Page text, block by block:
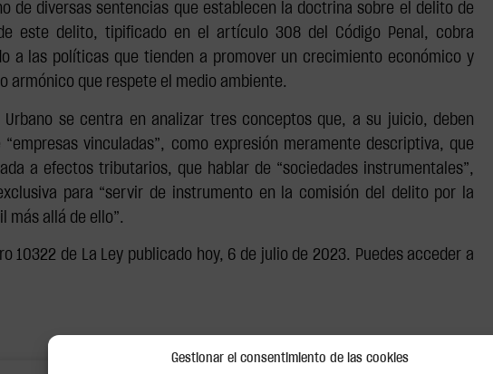
Gestionar el consentimiento de las cookies
de diversas sentencias que establecen la doctrina sobre el delito de
este delito, tipificado en el artículo 308 del Código Penal, cobra
a las políticas que tienden a promover un crecimiento económico y
armónico que respete el medio ambiente.
Urbano se centra en analizar tres conceptos que, a su juicio, deben
vinculadas”, como expresión meramente descriptiva, que
a efectos tributarios, que hablar de “sociedades instrumentales”,
para “servir de instrumento en la comisión del delito por la
más allá de ello”.
10322 de La Ley publicado hoy, 6 de julio de 2023. Puedes acceder a